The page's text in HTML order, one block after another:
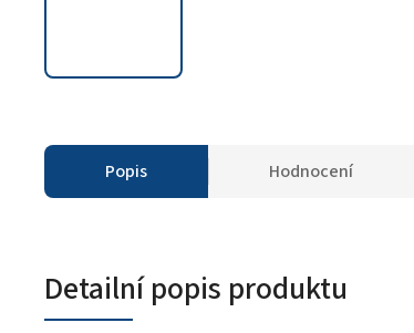
Popis Hodnocení
Detailní popis produktu